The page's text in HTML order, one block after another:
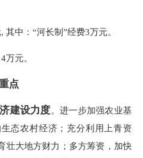
中：“河长制”经费3万元。
元。
点
建设力度。进一步加强农业基
态农村经济；充分利用上青资
壮大地方财力；多方筹资，加快